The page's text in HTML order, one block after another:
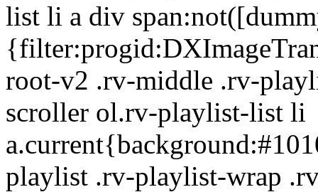
list li a div
root-v2 .rv-middle .rv-
scroller ol.rv-playlist-list li
playlist .rv-playlist-wrap